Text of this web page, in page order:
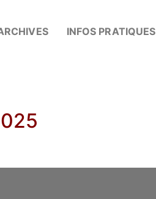
INFOS PRATIQUES